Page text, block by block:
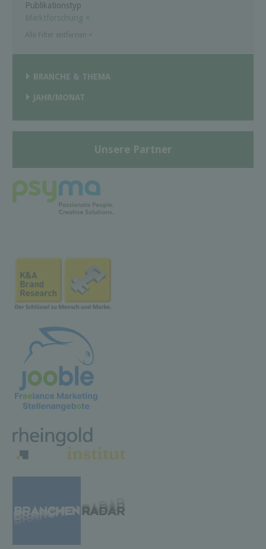
Publikationstyp
Marktforschung ×
BRANCHE & THEMA
JAHR/MONAT
Unsere Partner